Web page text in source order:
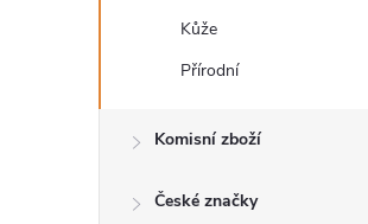
Kůže
Přírodní
Komisní zboží
České značky